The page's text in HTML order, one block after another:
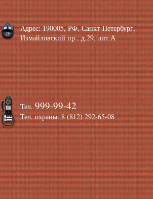
Аренда офиса Технологический институт
Аренда помещений Фрунзенская
Тел.999-99-42
Тел. охраны: 8 (812) 292-65-08
Адрес: 190005, РФ, Санкт-Петербург,
Измайловский пр., д.29, лит.А